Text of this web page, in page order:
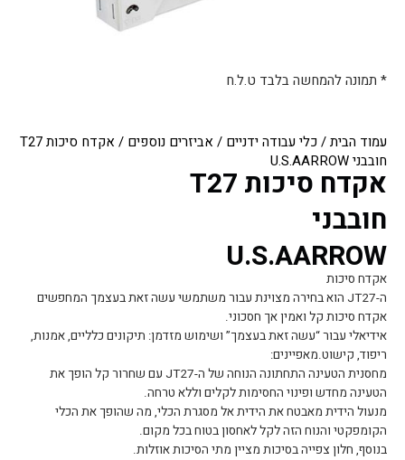
עמוד הבית/כלי עבודה ידניים / אביזרים נוספים
/ אקדח סיכות T27
חובבני U.S.AARROW
אקדח סיכות T27
חובבני
U.S.AARROW
אקדח סיכות
ה-JT27 הוא בחירה מצוינת עבור משתמשי עשה זאת בעצמך המחפשים
אקדח סיכות קל ואמין אך חסכוני.
אידיאלי עבור “עשה זאת בעצמך” ושימוש מזדמן: תיקונים כלליים, אמנות,
ריפוד, קישוט.מאפיינים:
מחסנית הטעינה התחתונה הנוחה של ה-JT27 עם שחרור קל הופך את
הטעינה מחדש ופינוי החסימות לקלים וללא טרחה.
מנעול הידית מאבטח את הידית אל מסגרת הכלי, מה שהופך את הכלי
הקומפקטי והנוח הזה לקל לאחסון בטוח בכל מקום.
בנוסף, חלון צפייה בסיכות מציין מתי הסיכות אוזלות.
* תמונה להמחשה בלבד ט.ל.ח